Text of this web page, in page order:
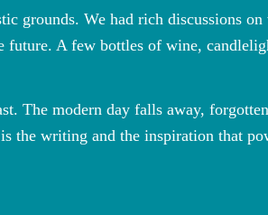
grounds. We had rich discussions
A few bottles of wine,
The modern day falls away,
the writing and the inspiration that